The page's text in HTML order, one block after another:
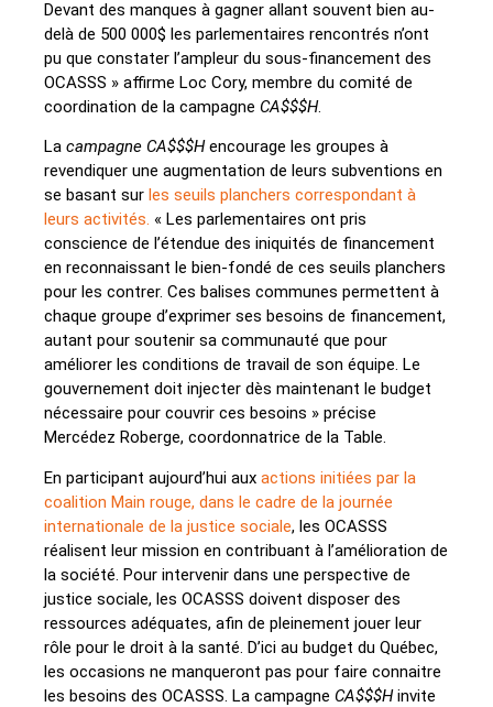
Devant des manques à gagner allant souvent bien au-
delà de 500 000$ les parlementaires rencontrés n’ont
pu que constater l’ampleur du sous-financement des
OCASSS » affirme Loc Cory, membre du comité de
coordination de la campagne CA$$$H.
La campagne CA$$$Hencourage les groupes à
revendiquer une augmentation de leurs subventions en
se basant sur les seuils planchers correspondant à
leurs activités. « Les parlementaires ont pris
conscience de l’étendue des iniquités de financement
en reconnaissant le bien-fondé de ces seuils planchers
pour les contrer. Ces balises communes permettent à
chaque groupe d’exprimer ses besoins de financement,
autant pour soutenir sa communauté que pour
améliorer les conditions de travail de son équipe. Le
gouvernement doit injecter dès maintenant le budget
nécessaire pour couvrir ces besoins » précise
Mercédez Roberge, coordonnatrice de la Table.
En participant aujourd’hui aux actions initiées par la
coalition Main rouge, dans le cadre de la journée
internationale de la justice sociale, les OCASSS
réalisent leur mission en contribuant à l’amélioration de
la société. Pour intervenir dans une perspective de
justice sociale, les OCASSS doivent disposer des
ressources adéquates, afin de pleinement jouer leur
rôle pour le droit à la santé. D’ici au budget du Québec,
les occasions ne manqueront pas pour faire connaitre
les besoins des OCASSS. La campagne CA$$$Hinvite